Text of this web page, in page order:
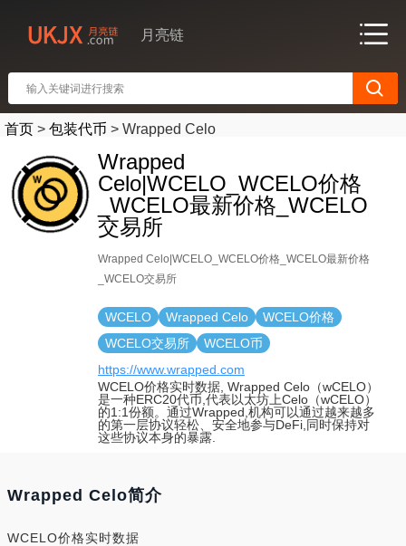
月亮链
首页 > 包装代币 > Wrapped Celo
Wrapped
Celo|WCELO_WCELO价格
_WCELO最新价格_WCELO
交易所
Wrapped Celo|WCELO_WCELO价格_WCELO最新价格
_WCELO交易所
WCELO Wrapped Celo
WCELO价格
WCELO交易所
WCELO币
https://www.wrapped.com
WCELO价格实时数据, Wrapped Celo（wCELO）
是一种ERC20代币,代表以太坊上Celo（wCELO）
的1:1份额。通过Wrapped,机构可以通过越来越多
的第一层协议轻松、安全地参与DeFi,同时保持对
这些协议本身的暴露.
Wrapped Celo简介
WCELO价格实时数据